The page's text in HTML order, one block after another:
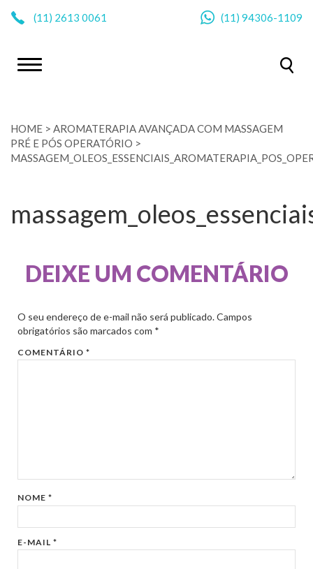
(11) 2613 0061 (11) 94306-1109
HOME > AROMATERAPIA AVANÇADA COM MASSAGEM
PRÉ E PÓS OPERATÓRIO >
DEIXE UM COMENTÁRIO
O seu endereço de e-mail não será publicado. Campos
obrigatórios são marcados com *
COMENTÁRIO*
NOME*
E-MAIL*